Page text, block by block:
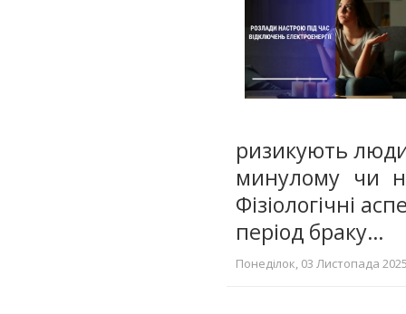
ризикують
минулому чи
Фізіологічні
період браку…
Понеділок, 03 Листопада